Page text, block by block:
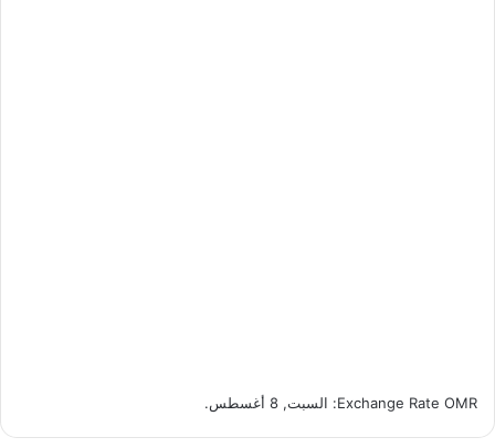
Exchange Rate OMR : السبت, 8 أغسطس.